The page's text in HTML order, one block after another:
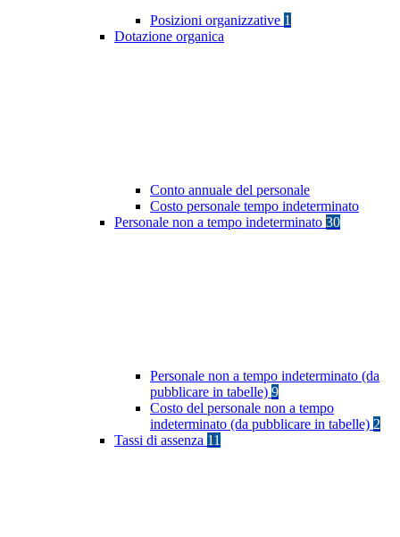
Posizioni organizzative 1
Dotazione organica
Conto annuale del personale
Costo personale tempo indeterminato
Personale non a tempo indeterminato 30
Personale non a tempo indeterminato (da
pubblicare in tabelle) 9
Costo del personale non a tempo
indeterminato (da pubblicare in tabelle) 2
Tassi di assenza 11